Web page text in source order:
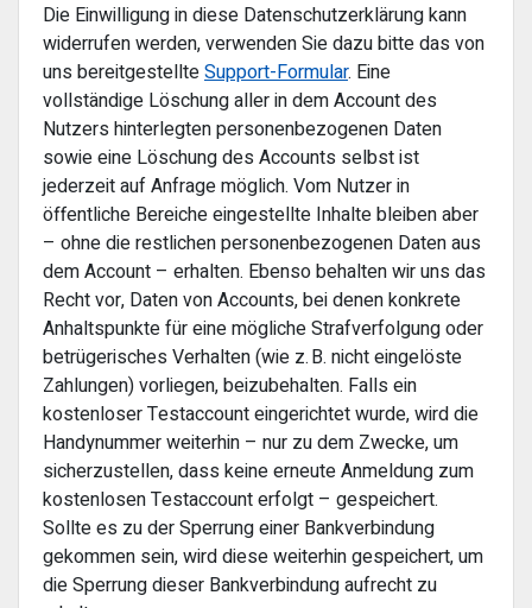
Die Einwilligung in diese Datenschutzerklärung kann
widerrufen werden, verwenden Sie dazu bitte das von
uns bereitgestellteSupport-Formular. Eine
vollständige Löschung aller in dem Account des
Nutzers hinterlegten personenbezogenen Daten
sowie eine Löschung des Accounts selbst ist
jederzeit auf Anfrage möglich. Vom Nutzer in
öffentliche Bereiche eingestellte Inhalte bleiben aber
– ohne die restlichen personenbezogenen Daten aus
dem Account – erhalten. Ebenso behalten wir uns das
Recht vor, Daten von Accounts, bei denen konkrete
Anhaltspunkte für eine mögliche Strafverfolgung oder
betrügerisches Verhalten (wie z. B. nicht eingelöste
Zahlungen) vorliegen, beizubehalten. Falls ein
kostenloser Testaccount eingerichtet wurde, wird die
Handynummer weiterhin – nur zu dem Zwecke, um
sicherzustellen, dass keine erneute Anmeldung zum
kostenlosen Testaccount erfolgt – gespeichert.
Sollte es zu der Sperrung einer Bankverbindung
gekommen sein, wird diese weiterhin gespeichert, um
die Sperrung dieser Bankverbindung aufrecht zu